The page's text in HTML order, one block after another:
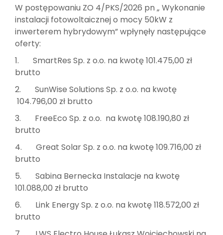
W postępowaniu ZO 4/PKS/2026 pn „ Wykonanie
instalacji fotowoltaicznej o mocy 50kW z
inwerterem hybrydowym” wpłynęły następujące
oferty:
1. SmartRes Sp. z o.o. na kwotę 101.475,00 zł
brutto
2. SunWise Solutions Sp. z o.o. na kwotę
104.796,00 zł brutto
3. FreeEco Sp. z o.o. na kwotę 108.190,80 zł
brutto
4. Great Solar Sp. z o.o. na kwotę 109.716,00 zł
brutto
5. Sabina Bernecka Instalacje na kwotę
101.088,00 zł brutto
6. Link Energy Sp. z o.o. na kwotę 118.572,00 zł
brutto